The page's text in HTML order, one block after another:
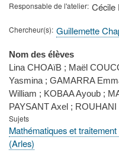
Responsable de l'atelier Cécile
Chercheur(s) Guillemette
Nom des élèves
Lina CHOAïB ; Maël
Yasmina ; GAMARRA
William ; KOBAA Ayoub ;
PAYSANT Axel ;
Sujets
Mathématiques et
(Arles)